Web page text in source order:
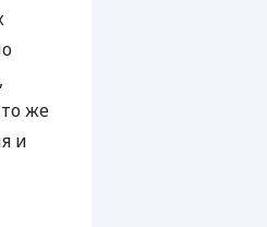
же
и